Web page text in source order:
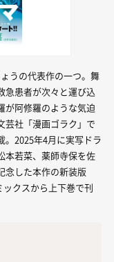
うの代表作の一つ。舞
急患者が次々と運び込
が阿修羅のような気迫
芸社「漫画ゴラク」で
。2025年4月に実写ドラ
本若菜、薬師寺保を佐
念した本作の新装版
クスから上下巻で刊